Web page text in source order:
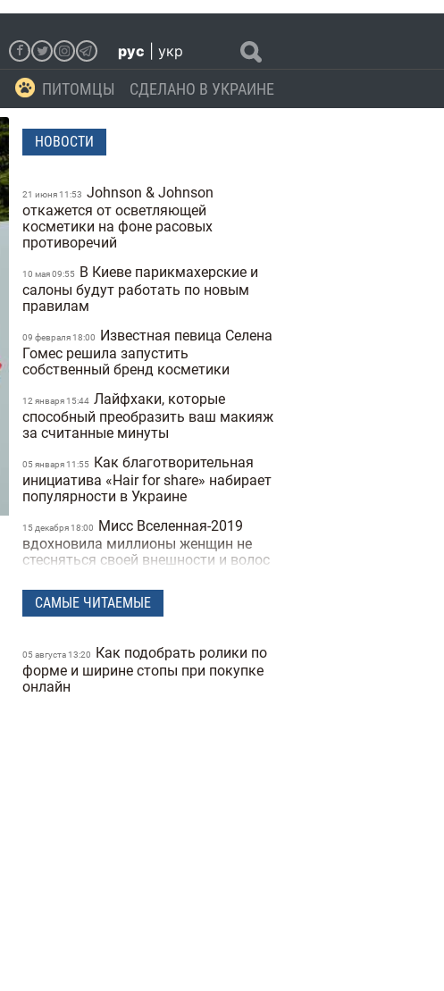
рус укр
ПИТОМЦЫ СДЕЛАНО В УКРАИНЕ
НОВОСТИ
21 июня 11:53 Johnson & Johnson
откажется от осветляющей
косметики на фоне расовых
противоречий
10 мая 09:55 В Киеве парикмахерские и
салоны будут работать по новым
правилам
09 февраля 18:00
Известная певица Селена
Гомес решила запустить
собственный бренд косметики
12 января 15:44 Лайфхаки, которые
способный преобразить ваш макияж
за считанные минуты
05 января 11:55 Как благотворительная
инициатива «Hair for share» набирает
популярности в Украине
15 декабря 18:00
Мисс Вселенная-2019
вдохновила миллионы женщин не
стесняться своей внешности и волос
30 ноября 16:36 Киты и косметика: как
популярные бренды пытаются
14 февраля 12:07 Студия Ksenia Schnaider
совместно с салоном укладок Pod
САМЫЕ ЧИТАЕМЫЕ
05 августа 13:20
Как подобрать ролики по
форме и ширине стопы при покупке
онлайн